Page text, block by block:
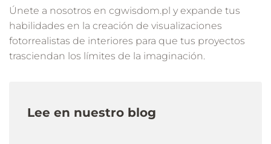
Únete a nosotros en cgwisdom.pl y expande tus
habilidades en la creación de visualizaciones
fotorrealistas de interiores para que tus proyectos
trasciendan los límites de la imaginación.
Lee en nuestro blog